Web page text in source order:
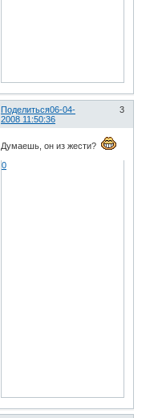
Поделиться 3
06-04-
2008 11:50:36
Думаешь, он из жести?
0